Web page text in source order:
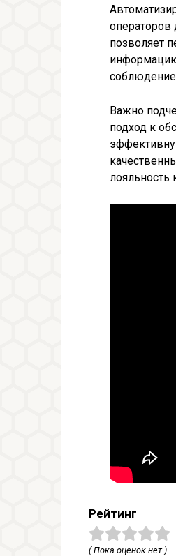
операторов
позволяет
Важно
подход к
лояльность
Рейтинг
( Пока оценок нет )